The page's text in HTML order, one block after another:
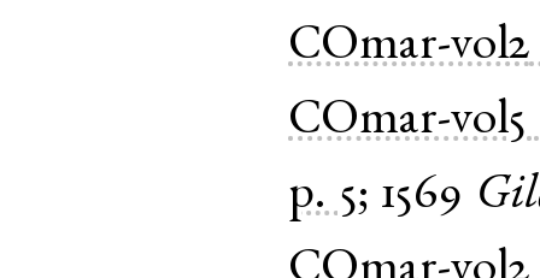
COmar-vol2
COmar-vol5
p. 5; 1569